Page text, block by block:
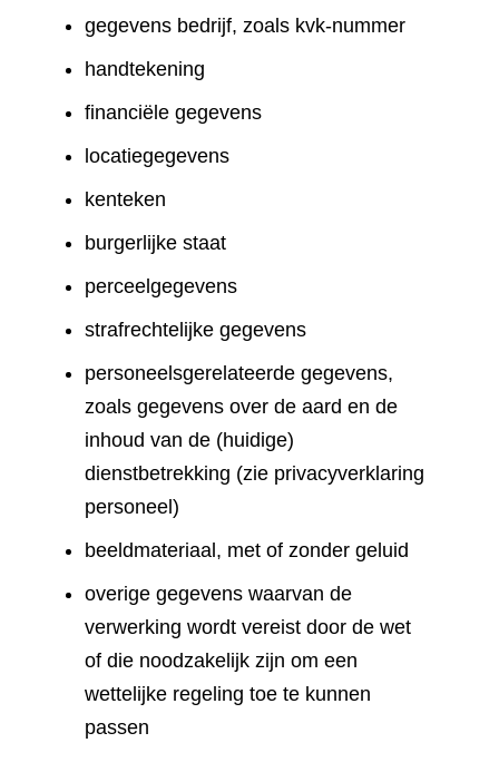
gegevens bedrijf, zoals kvk-nummer
handtekening
financiële gegevens
locatiegegevens
kenteken
burgerlijke staat
perceelgegevens
strafrechtelijke gegevens
personeelsgerelateerde gegevens,
zoals gegevens over de aard en de
inhoud van de (huidige)
dienstbetrekking (zie privacyverklaring
personeel)
beeldmateriaal, met of zonder geluid
overige gegevens waarvan de
verwerking wordt vereist door de wet
of die noodzakelijk zijn om een
wettelijke regeling toe te kunnen
passen